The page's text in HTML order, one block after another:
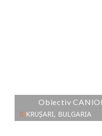
Obiectiv
KRUȘARI, BULGARIA